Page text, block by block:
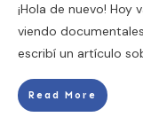
¡Hola de nuevo! Hoy
viendo
escribí un artículo
Read More